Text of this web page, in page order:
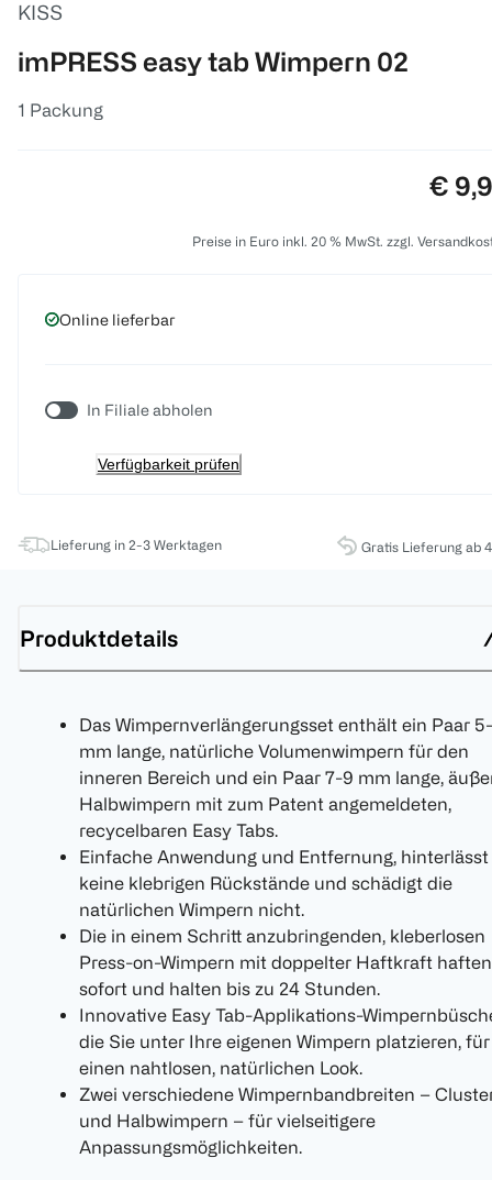
KISS
imPRESS easy tab Wimpern 02
1 Packung
€
Preise in Euro inkl. 20 % MwSt. zzgl.
Online lieferbar
In Filiale abholen
Verfügbarkeit prüfen
Lieferung in 2-3 Werktagen Gratis Lieferung ab
Produktdetails
Das Wimpernverlängerungsset enthält ein Paar
mm lange, natürliche Volumenwimpern für den
inneren Bereich und ein Paar 7-9 mm lange,
Halbwimpern mit zum Patent angemeldeten,
recycelbaren Easy Tabs.
Einfache Anwendung und Entfernung, hinterlässt
keine klebrigen Rückstände und schädigt die
natürlichen Wimpern nicht.
Die in einem Schritt anzubringenden, kleberlosen
Press-on-Wimpern mit doppelter Haftkraft haften
sofort und halten bis zu 24 Stunden.
Innovative Easy Tab-Applikations-
die Sie unter Ihre eigenen Wimpern platzieren, für
einen nahtlosen, natürlichen Look.
Zwei verschiedene Wimpernbandbreiten –
und Halbwimpern – für vielseitigere
Anpassungsmöglichkeiten.